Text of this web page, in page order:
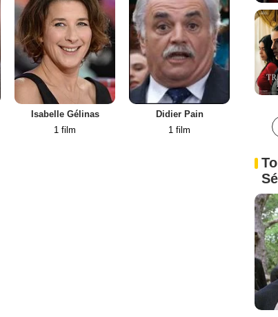
Isabelle Gélinas
1 film
Didier Pain
1 film